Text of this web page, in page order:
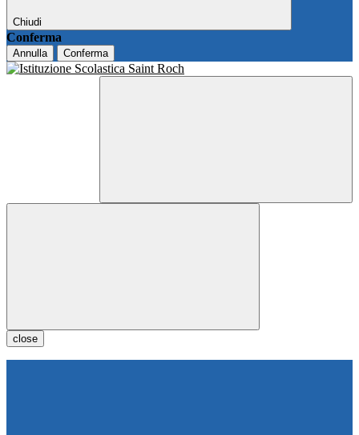
Chiudi
Conferma
Annulla Conferma
close